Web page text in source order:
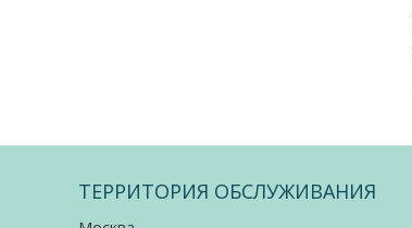
ТЕРРИТОРИЯ ОБСЛУЖИВАНИЯ